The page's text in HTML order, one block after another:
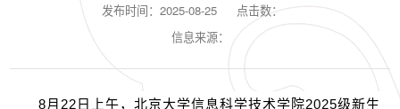
发布时间：2025-08-25
点击数：
信息来源：
8月 22 日上午，北京大学信息科学技术学院2025级新生